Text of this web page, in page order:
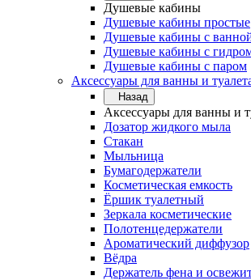
Душевые кабины
Душевые кабины простые
Душевые кабины с
Душевые кабины с
Душевые кабины с паром
Аксессуары для ванны и
Назад
Аксессуары для ванны и
Дозатор жидкого мыла
Стакан
Мыльница
Бумагодержатели
Косметическая емкость
Ёршик туалетный
Зеркала косметические
Полотенцедержатели
Ароматический диффузор
Вёдра
Держатель фена и